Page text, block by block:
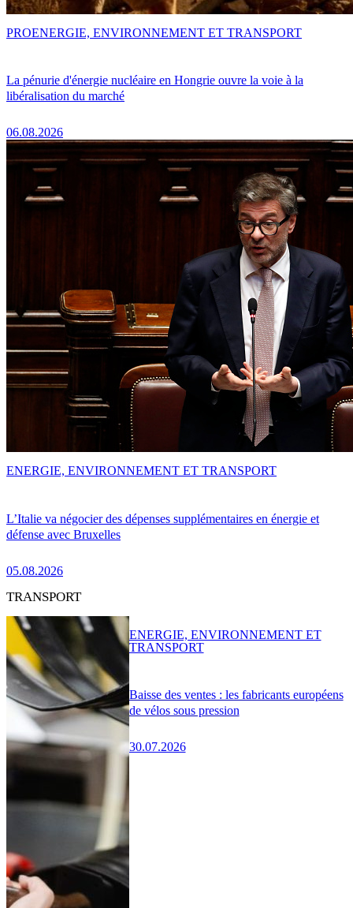
La pénurie d'énergie nucléaire en Hongrie ouvre la voie à la
libéralisation du marché
06.08.2026
PROENERGIE, ENVIRONNEMENT ET TRANSPORT
L’Italie va négocier des dépenses supplémentaires en énergie et
défense avec Bruxelles
05.08.2026
ENERGIE, ENVIRONNEMENT ET TRANSPORT
TRANSPORT
Baisse des ventes : les fabricants européens
de vélos sous pression
30.07.2026
ENERGIE, ENVIRONNEMENT ET
TRANSPORT